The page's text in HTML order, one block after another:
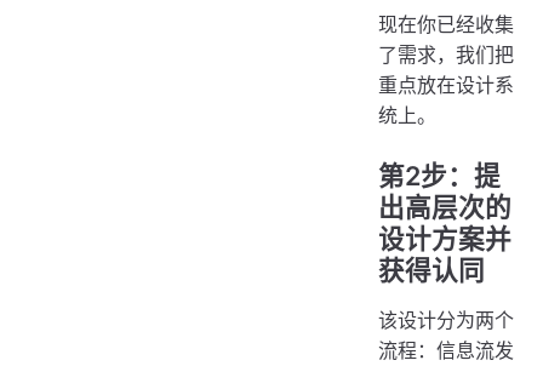
现在你已经收集
了需求，我们把
重点放在设计系
统上。
第2步：提
出高层次的
设计方案并
获得认同
该设计分为两个
流程：信息流发